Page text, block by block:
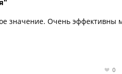
значение. Очень эффективны
0